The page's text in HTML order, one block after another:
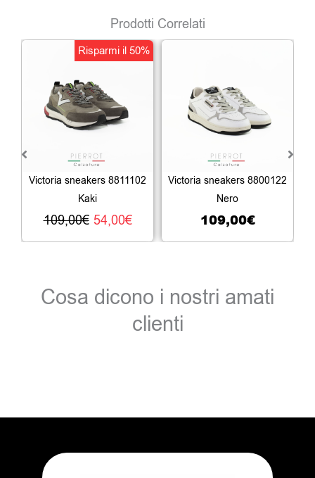
Prodotti Correlati
Risparmi il 50%
Victoria sneakers 8811102
Kaki
109,00€
Il
originale
era:
54,00€
Il
Victoria sneakers 8800122
Nero
109,00€
Cosa dicono i nostri amati
clienti